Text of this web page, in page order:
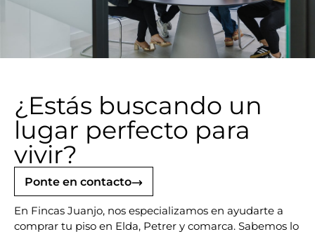
¿Estás buscando un
lugar perfecto para
vivir?
Ponte en contacto
En Fincas Juanjo, nos especializamos en ayudarte a
comprar tu piso en Elda, Petrer y comarca. Sabemos lo